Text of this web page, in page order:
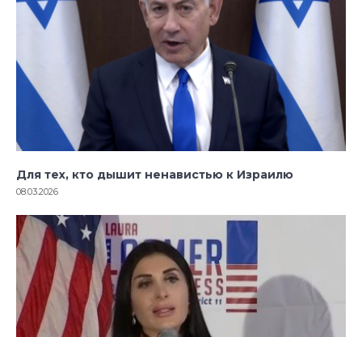
Для тех, кто дышит ненавистью к Израилю
08.03.2026